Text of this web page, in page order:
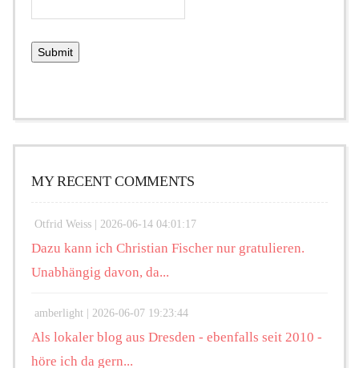
MY RECENT COMMENTS
Otfrid Weiss | 2026-06-14 04:01:17
Dazu kann ich Christian Fischer nur gratulieren.
Unabhängig davon, da...
amberlight | 2026-06-07 19:23:44
Als lokaler blog aus Dresden - ebenfalls seit 2010 -
höre ich da gern...